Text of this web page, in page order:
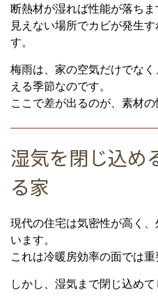
断熱材が湿れば性能が落ちま
見えない場所でカビが発生
す。
梅雨は、家の空気だけでな
える季節なのです。
ここで差が出るのが、素材の
湿気を閉じ込め
る家
現代の住宅は気密性が高く
います。
これは冷暖房効率の面では重
しかし、湿気まで閉じ込め